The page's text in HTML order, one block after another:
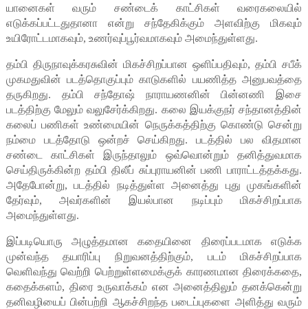
யானைகள் வரும் சண்டைக் காட்சிகள் வரைகலையில்
எடுக்கப்பட்டதுதானா என்று சந்தேகிக்கும் அளவிற்கு மிகவும்
உயிரோட்டமாகவும், உணர்வுப்பூர்வமாகவும் அமைந்துள்ளது.
தம்பி திருநாவுக்கரசுவின் மிகச்சிறப்பான ஒளிப்பதிவும், தம்பி சபீக்
முகமதுவின் படத்தொகுப்பும் காடுகளில் பயணித்த அனுபவத்தை
தருகிறது. தம்பி சந்தோஷ் நாராயணனின் பின்னணி இசை
படத்திற்கு மேலும் வலுசேர்க்கிறது. கலை இயக்குநர் சந்தானத்தின்
கலைப் பணிகள் உண்மையின் நெருக்கத்திற்கு கொண்டு சென்று
நம்மை படத்தோடு ஒன்றச் செய்கிறது. படத்தில் பல விதமான
சண்டை காட்சிகள் இருந்தாலும் ஒவ்வொன்றும் தனித்துவமாக
செய்திருக்கின்ற தம்பி திலீப் சுப்புராயனின் பணி பாராட்டத்தக்கது.
அதேபோன்று, படத்தில் நடித்துள்ள அனைத்து புது முகங்களின்
தேர்வும், அவர்களின் இயல்பான நடிப்பும் மிகச்சிறப்பாக
அமைந்துள்ளது.
இப்படியொரு அழுத்தமான கதையினை திரைப்படமாக எடுக்க
முன்வந்த தயாரிப்பு நிறுவனத்திற்கும், படம் மிகச்சிறப்பாக
வெளிவந்து வெற்றி பெற்றுள்ளமைக்குக் காரணமான திரைக்கதை,
கதைக்களம், திரை உருவாக்கம் என அனைத்திலும் தனக்கென்று
தனிவழியைப் பின்பற்றி ஆகச்சிறந்த படைப்புகளை அளித்து வரும்